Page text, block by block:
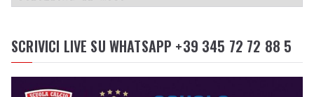
SCRIVICI LIVE SU WHATSAPP +39 345 72 72 88 5